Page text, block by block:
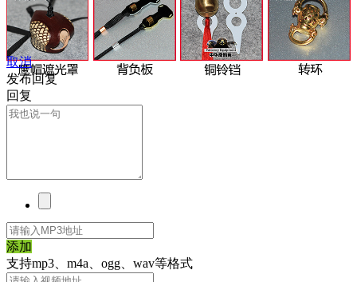
取消
发布回复
回复
添加
支持mp3、m4a、ogg、wav等格式